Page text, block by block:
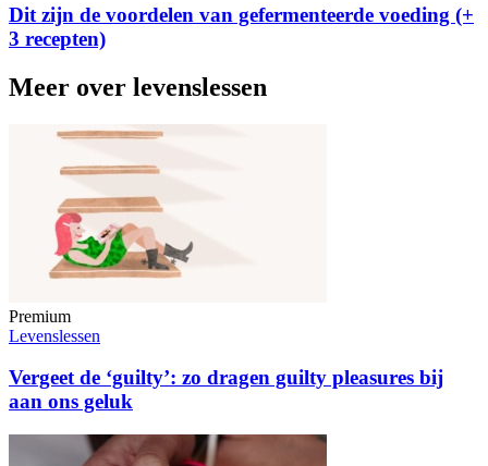
Dit zijn de voordelen van gefermenteerde voeding (+
3 recepten)
Meer over levenslessen
Premium
Levenslessen
Vergeet de ‘guilty’: zo dragen guilty pleasures bij
aan ons geluk